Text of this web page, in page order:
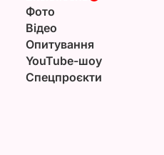
Фото
Відео
Опитування
YouTube-шоу
Спецпроєкти